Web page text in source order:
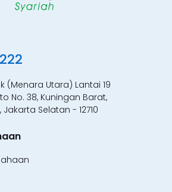
(Menara Utara) Lantai 19
No. 38, Kuningan Barat,
Selatan - 12710